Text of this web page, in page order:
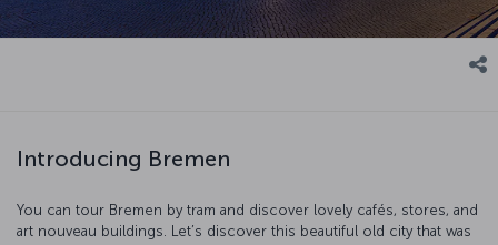
Introducing Bremen
You can tour Bremen by tram and discover lovely cafés, stores, and
art nouveau buildings. Let’s discover this beautiful old city that was